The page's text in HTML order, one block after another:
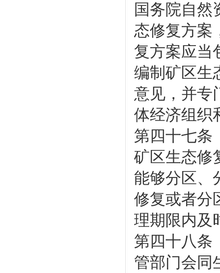
国务院自然
态修复方案
复方案应当
编制矿区生
意见，并专
体经济组织
第四十七
矿区生态修
能够分区、
修复或者分
理期限内及
第四十八
管部门会同